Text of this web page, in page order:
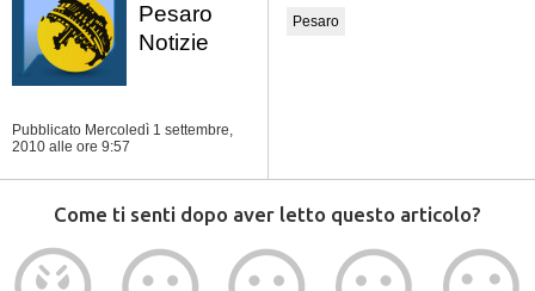
Pesaro
Notizie
Pubblicato Mercoledì 1 settembre,
2010 alle ore 9:57
Pesaro
Come ti senti dopo aver letto questo articolo?